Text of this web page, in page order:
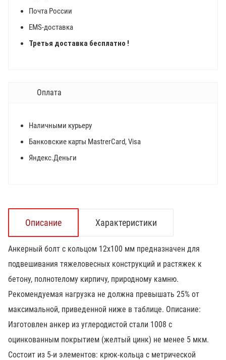
Почта России
EMS-доставка
Третья доставка бесплатно !
Оплата
Наличными курьеру
Банковские карты MastrerCard, Visa
Яндекс.Деньги
Описание Характеристики
Анкерный болт с кольцом 12х100 мм предназначен для
подвешивания тяжеловесных конструкций и растяжек к
бетону, полнотелому кирпичу, природному камню.
Рекомендуемая нагрузка не должна превышать 25% от
максимальной, приведенной ниже в таблице. Описание:
Изготовлен анкер из углеродистой стали 1008 с
оцинкованным покрытием (желтый цинк) не менее 5 мкм.
Состоит из 5-и элементов: крюк-кольца с метрической